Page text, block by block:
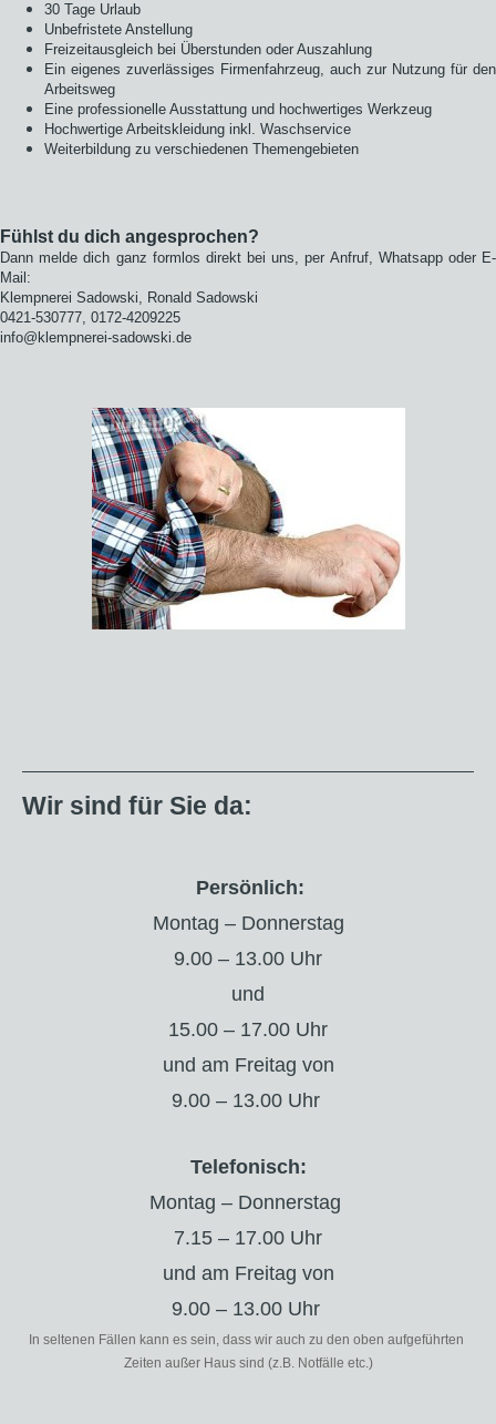
30 Tage Urlaub
Unbefristete Anstellung
Freizeitausgleich bei Überstunden oder Auszahlung
Ein eigenes zuverlässiges Firmenfahrzeug, auch zur Nutzung für den
Arbeitsweg
Eine professionelle Ausstattung und hochwertiges Werkzeug
Hochwertige Arbeitskleidung inkl. Waschservice
Weiterbildung zu verschiedenen Themengebieten
Fühlst du dich angesprochen?
Dann melde dich ganz formlos direkt bei uns, per Anfruf, Whatsapp oder E-
Mail:
Klempnerei Sadowski, Ronald Sadowski
0421-530777, 0172-4209225
info@klempnerei-sadowski.de
Wir sind für Sie da:
Persönlich:
Montag – Donnerstag
9.00 – 13.00 Uhr
und
15.00 – 17.00 Uhr
und am Freitag von
9.00 – 13.00 Uhr
Telefonisch:
Montag – Donnerstag
7.15 – 17.00 Uhr
und am Freitag von
9.00 – 13.00 Uhr
In seltenen Fällen kann es sein, dass wir auch zu den oben aufgeführten
Zeiten außer Haus sind (z.B. Notfälle etc.)